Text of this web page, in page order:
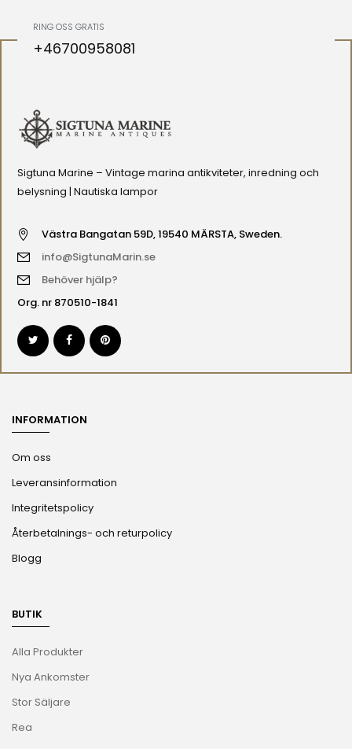
RING OSS GRATIS
+46700958081
Sigtuna Marine – Vintage marina antikviteter, inredning och
belysning | Nautiska lampor
Västra Bangatan 59D, 19540 MÄRSTA, Sweden.
info@SigtunaMarin.se
Behöver hjälp?
Org. nr 870510-1841
INFORMATION
Om oss
Leveransinformation
Integritetspolicy
Återbetalnings- och returpolicy
Blogg
BUTIK
Alla Produkter
Nya Ankomster
Stor Säljare
Rea